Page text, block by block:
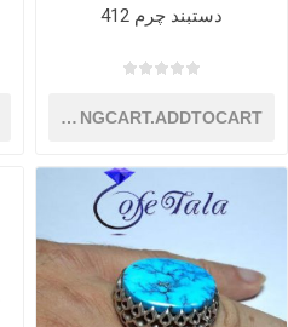
دستبند چرم 412
SHOPPINGCART.ADDTOCART